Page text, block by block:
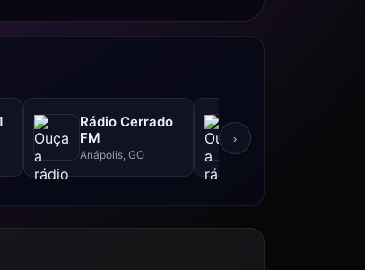
Rádio Cerrado
FM
Anápolis, GO
Evangéilica
›